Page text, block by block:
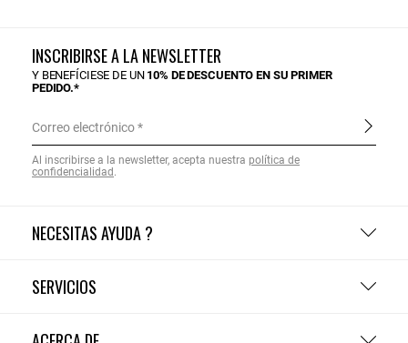
NECESITAS AYUDA ?
SERVICIOS
INSCRIBIRSE A LA NEWSLETTER
Y BENEFÍCIESE DE UN 10% DE DESCUENTO EN SU PRIMER
PEDIDO.*
Correo electrónico
Al inscribirse a la newsletter, acepta nuestra política de
confidencialidad.